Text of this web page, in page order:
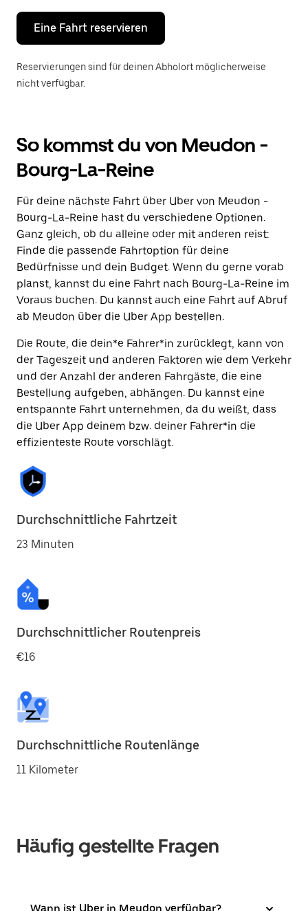
um
den
Kalender
schließen.
Eine Fahrt reservieren
Reservierungen sind für deinen Abholort möglicherweise
nicht verfügbar.
So kommst du von Meudon -
Bourg-La-Reine
Für deine nächste Fahrt über Uber von Meudon -
Bourg-La-Reine hast du verschiedene Optionen.
Ganz gleich, ob du alleine oder mit anderen reist:
Finde die passende Fahrtoption für deine
Bedürfnisse und dein Budget. Wenn du gerne vorab
planst, kannst du eine Fahrt nach Bourg-La-Reine im
Voraus buchen. Du kannst auch eine Fahrt auf Abruf
ab Meudon über die Uber App bestellen.
Die Route, die dein*e Fahrer*in zurücklegt, kann von
der Tageszeit und anderen Faktoren wie dem Verkehr
und der Anzahl der anderen Fahrgäste, die eine
Bestellung aufgeben, abhängen. Du kannst eine
entspannte Fahrt unternehmen, da du weißt, dass
die Uber App deinem bzw. deiner Fahrer*in die
effizienteste Route vorschlägt.
Durchschnittliche Fahrtzeit
23 Minuten
Durchschnittlicher Routenpreis
€16
Durchschnittliche Routenlänge
11 Kilometer
Häufig gestellte Fragen